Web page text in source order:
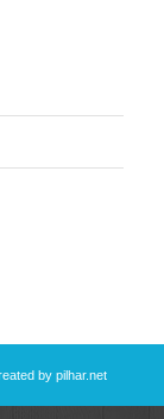
by pilhar.net